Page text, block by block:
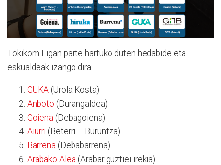
Tokikom Ligan parte hartuko duten hedabide eta
eskualdeak izango dira:
GUKA (Urola Kosta)
Anboto (Durangaldea)
Goiena (Debagoiena)
Aiurri (Beterri – Buruntza)
Barrena (Debabarrena)
Arabako Alea (Arabar guztiei irekia)